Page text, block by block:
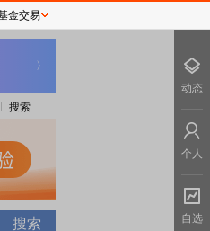
搜索
金交易
动态
个人
自选